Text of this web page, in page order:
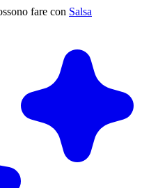
fare con Salsa